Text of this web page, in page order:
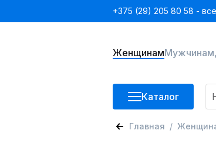
+375 (29) 205 80 58 -
ЖенщинамМужчинам
Каталог
Главная